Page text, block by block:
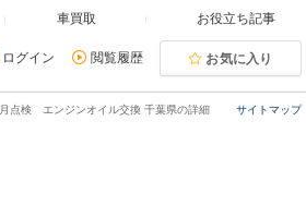
車買取 お役立ち記事
ログイン 閲覧履歴 お気に入り
サイトマップ
検 エンジンオイル交換 千葉県の詳細